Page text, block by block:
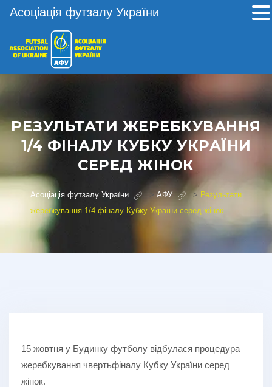
РЕЗУЛЬТАТИ ЖЕРЕБКУВАННЯ
1/4 ФІНАЛУ КУБКУ УКРАЇНИ
СЕРЕД ЖІНОК
Асоціація футзалу України >АФУ > Результати
жеребкування 1/4 фіналу Кубку України серед жінок
15 жовтня у Будинку футболу відбулася процедура
жеребкування чвертьфіналу Кубку України серед
жінок.
Асоціація футзалу України